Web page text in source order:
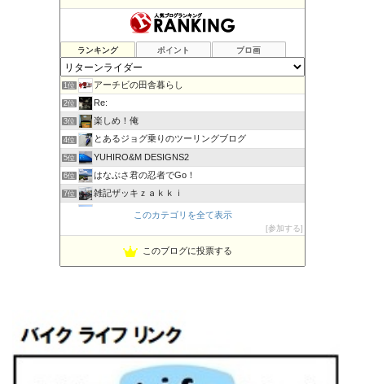
ランキング ポイント ブロ画
1位 アーチビの田舎暮らし
2位 Re:
3位 楽しめ！俺
4位 とあるジョグ乗りのツーリングブログ
5位 YUHIRO&M DESIGNS2
6位 はなぶさ君の忍者でGo！
7位 雑記ザッキｚａｋｋｉ
PBOYS-BLUE
◆Akira's Candid Photography
11位 ビーテック・ジャーニー
15位 ほんまもん商会
このカテゴリを全て表示
参加する
このブログに投票する